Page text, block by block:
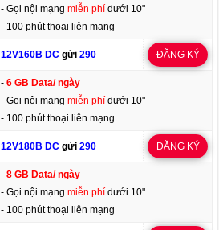
- Gọi nội mạngmiễn phídưới 10"
- 100 phút thoại liên mạng
12V160B DCgửi 290 ĐĂNG KÝ
-6 GB Data/ ngày
- Gọi nội mạngmiễn phídưới 10"
- 100 phút thoại liên mạng
12V180B DCgửi 290 ĐĂNG KÝ
-8 GB Data/ ngày
- Gọi nội mạngmiễn phídưới 10"
- 100 phút thoại liên mạng